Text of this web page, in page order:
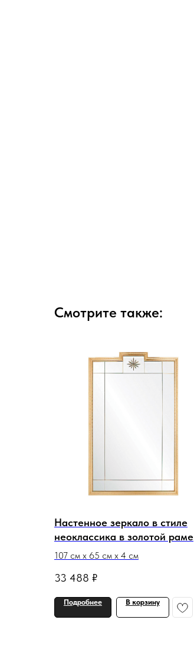
Смотрите также:
Настенное зеркало в стиле
неоклассика в золотой раме
Кристоф
107 см х 65 см х 4 см
33 488 ₽
Подробнее В корзину